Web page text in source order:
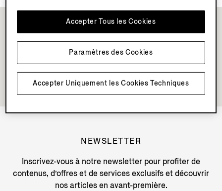
NEWSLETTER
Inscrivez-vous à notre newsletter pour profiter de
contenus, d’offres et de services exclusifs et découvrir
nos articles en avant-première.
Accepter Uniquement les Cookies Techniques
Accepter Tous les Cookies
Paramètres des Cookies